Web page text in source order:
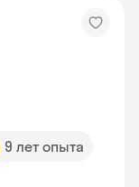
9 лет опыта